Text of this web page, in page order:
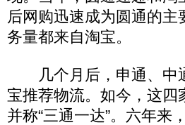
后网购迅速成为圆通的
务量都来自淘宝。
几个月后，申通、中
宝推荐物流。如今，这
并称“三通一达”。六年来